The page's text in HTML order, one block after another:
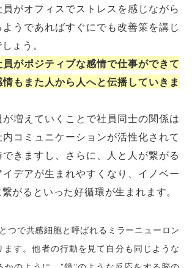
がオフィスでストレスを感じながら
うであればすぐにでも改善策を講じ
ょう。
がポジティブな感情で仕事ができて
もまた人から人へと伝播していきま
増えていくことで社員同士の関係は
コミュニケーションが活性化されて
きますし、さらに、人と人が繋がる
デアが生まれやすくなり、イノベー
がるといった好循環が生まれます。
つで共感細胞と呼ばれるミラーニューロン
ます。他者の行動を見て自分も同じような